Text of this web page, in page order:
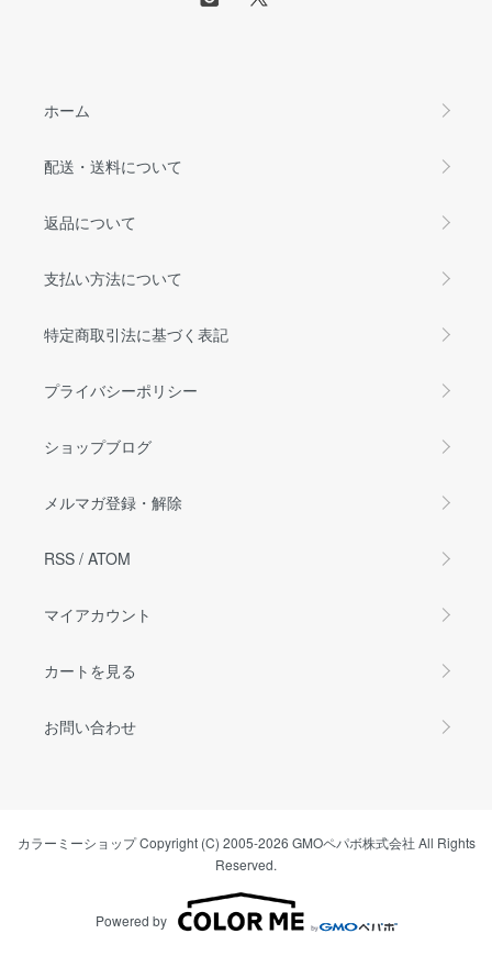
ホーム
配送・送料について
返品について
支払い方法について
特定商取引法に基づく表記
プライバシーポリシー
ショップブログ
メルマガ登録・解除
RSS / ATOM
マイアカウント
カートを見る
お問い合わせ
カラーミーショップCopyright (C) 2005-2026 GMOペパボ株式会社 All Rights
Reserved.
Powered by